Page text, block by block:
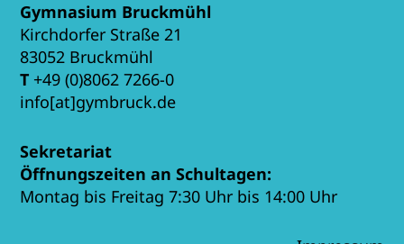
Gymnasium Bruckmühl
Kirchdorfer Straße 21
83052 Bruckmühl
T +49 (0)8062 7266-0
info[at]gymbruck.de
Sekretariat
Öffnungszeiten an Schultagen:
Montag bis Freitag 7:30 Uhr bis 14:00 Uhr